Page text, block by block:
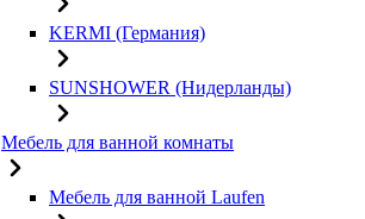
KERMI (Германия)
SUNSHOWER (Нидерланды)
Мебель для ванной комнаты
Мебель для ванной Laufen